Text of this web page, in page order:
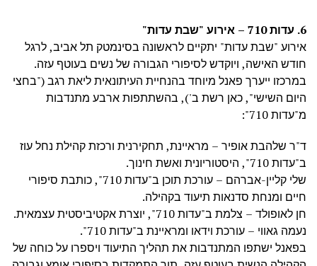
6. עדות 710 – אירוע "שבת עדות"
אירוע "שבת עדות" יתקיים לראשונה בסינמטק תל אביב, לרגל
חודש האישה, ויוקדש לסיפורי הגבורה של נשים בעוטף עזה.
במרכזו ייערך פאנל מיוחד בהנחיית העיתונאית ליאת רגב ("בחצי
היום השישי", כאן רשת ב'), בהשתתפות ארבע מתנדבות
מ"עדות 710":
ד"ר שלהבת אופיר – מראיינת, תחקירנית ורכזת קהילת נחל עוז
ב"עדות 710", היסטוריונית ואשת חינוך.
שלי קליין-אברהם – עורכת תוכן ב"עדות 710", כותבת סיפורי
חיים ומנחת סדנאות תיעוד בקהילה.
חן לאופולד – צלמת ב"עדות 710", יוצרת אקטיביסטית עצמאית.
נעמה גאווי – עורכת וידאו ומראיינת ב"עדות 710".
בפאנל ישתפו המתנדבות את תהליך התיעוד ויספרו על כוחה של